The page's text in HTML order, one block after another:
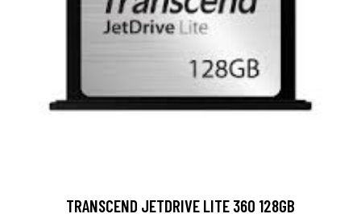
TRANSCEND JETDRIVE LITE 360 128GB